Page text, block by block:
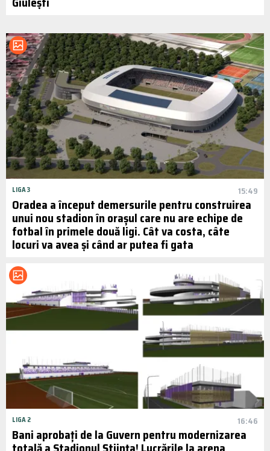
LIGA 3 15:49
Oradea a început demersurile pentru construirea
unui nou stadion în orașul care nu are echipe de
fotbal în primele două ligi. Cât va costa, câte
locuri va avea și când ar putea fi gata
LIGA 2 16:46
Bani aprobați de la Guvern pentru modernizarea